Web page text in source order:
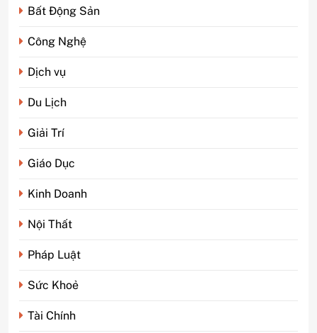
Bất Động Sản
Công Nghệ
Dịch vụ
Du Lịch
Giải Trí
Giáo Dục
Kinh Doanh
Nội Thất
Pháp Luật
Sức Khoẻ
Tài Chính
5